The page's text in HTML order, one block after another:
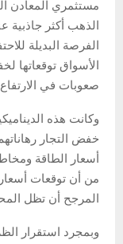
مستثمري المعادن
الذهب أكثر جاذبية
الفرصة البديلة
الأسواق توقعاتها
صعوبات في
وكانت هذه
خفض التجار
أسعار الطاقة
من أن توقعات
المرجح أن تظل
وبمجرد استقرار